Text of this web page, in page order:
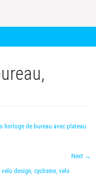
horloge de bureau avec plateau
Next →